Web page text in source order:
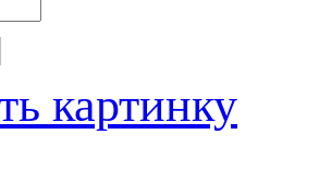
картинку